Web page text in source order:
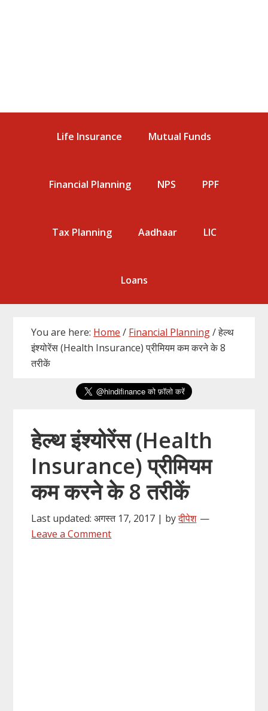
Life Insurance Mutual Funds
Financial Planning NPS PPF
Tax Planning Aadhaar LIC
Loans
You are here: Home / Financial Planning/हेल्थ
इंश्योरेंस (Health Insurance) प्रीमियम कम करने के 8
तरीकें
हेल्थ इंश्योरेंस (Health
Insurance) प्रीमियम
कम करने के 8 तरीकें
Last updated: अगस्त 17, 2017 | byदीपेश
Leave a Comment